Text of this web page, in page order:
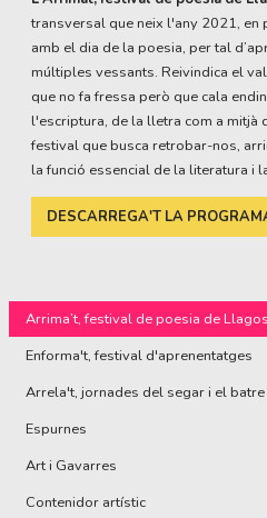
transversal que neix l'any 2021, en
amb el dia de la poesia, per tal
múltiples vessants. Reivindica el
que no fa fressa però que cala
l'escriptura, de la lletra com a mitjà
festival que busca retrobar-nos,
la funció essencial de la literatura i
DESCARREGA'T LA
Arrima’t, festival de poesia de
Enforma't, festival d'aprenentatges
Arrela't, jornades del segar i el batre
Espurnes
Art i Gavarres
Contenidor artístic